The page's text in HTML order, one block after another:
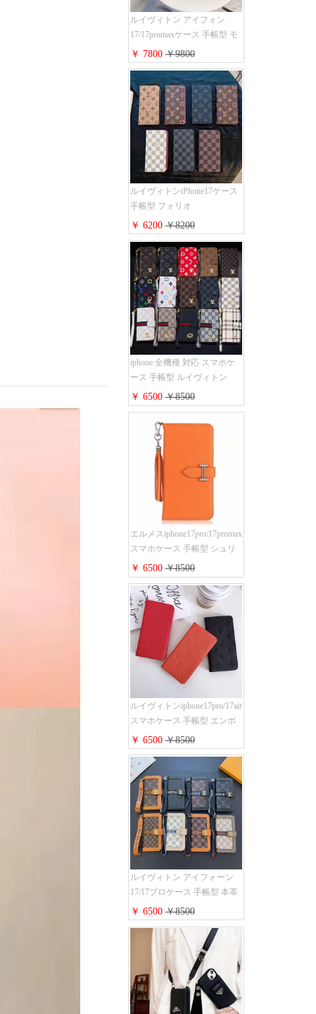
ルイヴィトン アイフォン
17/17promaxケース 手帳型 モ
ノグラム 定番柄 airpods 4/3/2
proケース 2点セット激安 グ
ッチiphone16pro/16/15ケース
手帳型 財布カード入り 多機
能 ハイ ブランド Galaxy
S25/S24/S23手帳カバー おす
すめ
￥ 7800￥9800
ルイヴィトンiPhone17ケース
手帳型 フォリオ
iPhone17pro/17promaxケース
ダミエ モノグラム レザー 磁
石内蔵 LV アイフォン
16/16plus手帳ケース 超薄 ビ
ジネス風 メンズ レディース
おしゃれ ブランド
iphone15/14/13手帳型スマホケ
ース お 揃い
￥ 6200￥8200
iphone 全機種 対応 スマホケ
ース 手帳型 ルイヴィトン
iPhone17pro/17air/17e手帳型ケ
ース 安心する 買う モノグラ
ム シュリンクレザーLV アイ
フォン16/16promaxスマホケー
ス 手帳 多機能 グッチ
iphone15pro/14/13携帯ケース
大人 レディース メンズ スト
ラップ付き
￥ 6500￥8500
エルメスiphone17pro/17promax
スマホケース 手帳型 シュリ
ンクレザー タッセル ストラ
ップ 付き Hermes
iphone16pro/16ケース 財布型
スタンド機能 携帯カバー ハ
イ ブランド アイフォーン
15/14/13ケース 手帳 レディー
ス 人気
￥ 6500￥8500
ルイヴィトンiphone17pro/17air
スマホケース 手帳型 エンボ
スレザー 本革 モノグラム LV
アイフォン 16pro/16promaxケ
ース 手帳 型 カード入れ 高级
ブランド iPhone 15/14/13 pro
ケース 手帳型 男女通用 大人
かわいい
￥ 6500￥8500
ルイヴィトン アイフォーン
17/17プロケース 手帳型 本革
レザー モノグラム Louis
Vuitton iphone16/16promaxスマ
ホケース 手帳型 カード収納
iphone15/14/13ケース ビジネ
ス風 GUCCI galaxy s26/s25/s24
ケース 手帳型 大人 可愛い
￥ 6500￥8500